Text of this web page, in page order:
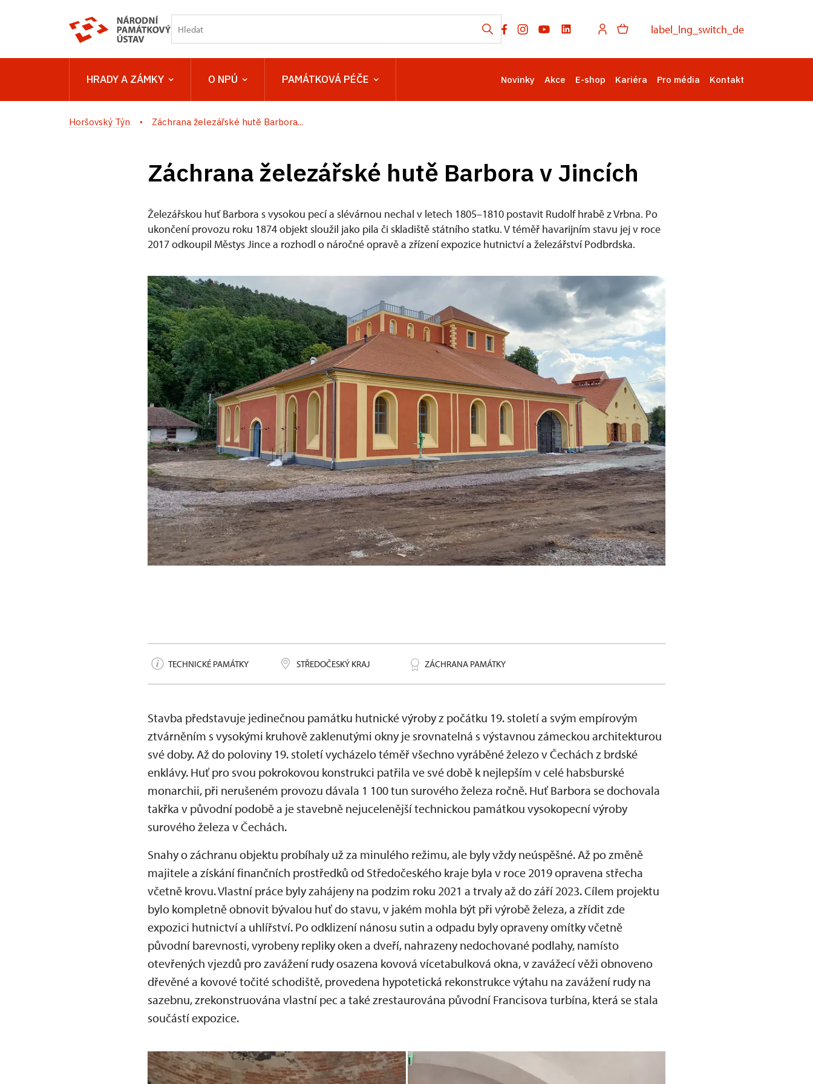
label_lng_switch_de
HRADY A ZÁMKY O NPÚ PAMÁTKOVÁ PÉČE Novinky Akce E-shop Kariéra Pro média Kontakt
Horšovský Týn Záchrana železářské hutě Barbora...
Záchrana železářské hutě Barbora v Jincích
Železářskou huť Barbora s vysokou pecí a slévárnou nechal v letech 1805–1810 postavit Rudolf hrabě z Vrbna. Po
ukončení provozu roku 1874 objekt sloužil jako pila či skladiště státního statku. V téměř havarijním stavu jej v roce
2017 odkoupil Městys Jince a rozhodl o náročné opravě a zřízení expozice hutnictví a železářství Podbrdska.
TECHNICKÉ PAMÁTKY STŘEDOČESKÝ KRAJ ZÁCHRANA PAMÁTKY
Stavba představuje jedinečnou památku hutnické výroby z počátku 19. století a svým empírovým
ztvárněním s vysokými kruhově zaklenutými okny je srovnatelná s výstavnou zámeckou architekturou
své doby. Až do poloviny 19. století vycházelo téměř všechno vyráběné železo v Čechách z brdské
enklávy. Huť pro svou pokrokovou konstrukci patřila ve své době k nejlepším v celé habsburské
monarchii, při nerušeném provozu dávala 1 100 tun surového železa ročně. Huť Barbora se dochovala
takřka v původní podobě a je stavebně nejucelenější technickou památkou vysokopecní výroby
surového železa v Čechách.
Snahy o záchranu objektu probíhaly už za minulého režimu, ale byly vždy neúspěšné. Až po změně
majitele a získání finančních prostředků od Středočeského kraje byla v roce 2019 opravena střecha
včetně krovu. Vlastní práce byly zahájeny na podzim roku 2021 a trvaly až do září 2023. Cílem projektu
bylo kompletně obnovit bývalou huť do stavu, v jakém mohla být při výrobě železa, a zřídit zde
expozici hutnictví a uhlířství. Po odklizení nánosu sutin a odpadu byly opraveny omítky včetně
původní barevnosti, vyrobeny repliky oken a dveří, nahrazeny nedochované podlahy, namísto
otevřených vjezdů pro zavážení rudy osazena kovová vícetabulková okna, v zavážecí věži obnoveno
dřevěné a kovové točité schodiště, provedena hypotetická rekonstrukce výtahu na zavážení rudy na
sazebnu, zrekonstruována vlastní pec a také zrestaurována původní Francisova turbína, která se stala
součástí expozice.